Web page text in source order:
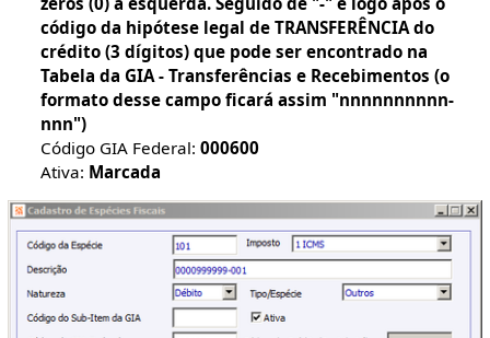
código da hipótese legal de TRANSFERÊNCIA do
crédito (3 dígitos) que pode ser encontrado na
Tabela da GIA - Transferências e Recebimentos (o
formato desse campo ficará assim "nnnnnnnnnn-
nnn")
Código GIA Federal:000600
Ativa: Marcada